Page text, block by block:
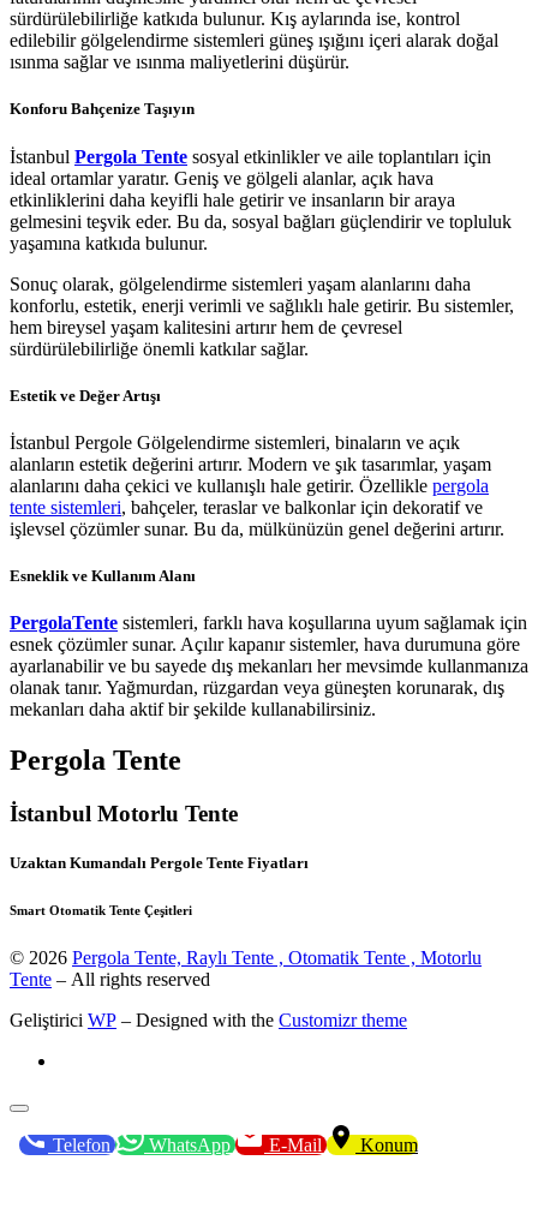
sürdürülebilirliğe katkıda bulunur. Kış aylarında ise, kontrol
edilebilir gölgelendirme sistemleri güneş ışığını içeri alarak doğal
ısınma sağlar ve ısınma maliyetlerini düşürür.
Konforu Bahçenize Taşıyın
İstanbul Pergola Tente sosyal etkinlikler ve aile toplantıları için
ideal ortamlar yaratır. Geniş ve gölgeli alanlar, açık hava
etkinliklerini daha keyifli hale getirir ve insanların bir araya
gelmesini teşvik eder. Bu da, sosyal bağları güçlendirir ve topluluk
yaşamına katkıda bulunur.
Sonuç olarak, gölgelendirme sistemleri yaşam alanlarını daha
konforlu, estetik, enerji verimli ve sağlıklı hale getirir. Bu sistemler,
hem bireysel yaşam kalitesini artırır hem de çevresel
sürdürülebilirliğe önemli katkılar sağlar.
Estetik ve Değer Artışı
İstanbul Pergole Gölgelendirme sistemleri, binaların ve açık
alanların estetik değerini artırır. Modern ve şık tasarımlar, yaşam
alanlarını daha çekici ve kullanışlı hale getirir. Özellikle pergola
tente sistemleri, bahçeler, teraslar ve balkonlar için dekoratif ve
işlevsel çözümler sunar. Bu da, mülkünüzün genel değerini artırır.
Esneklik ve Kullanım Alanı
PergolaTente sistemleri, farklı hava koşullarına uyum sağlamak için
esnek çözümler sunar. Açılır kapanır sistemler, hava durumuna göre
ayarlanabilir ve bu sayede dış mekanları her mevsimde kullanmanıza
olanak tanır. Yağmurdan, rüzgardan veya güneşten korunarak, dış
mekanları daha aktif bir şekilde kullanabilirsiniz.
Pergola Tente
İstanbul Motorlu Tente
Uzaktan Kumandalı Pergole Tente Fiyatları
Smart Otomatik Tente Çeşitleri
© 2026 Pergola Tente, Raylı Tente , Otomatik Tente , Motorlu
Tente – All rights reserved
Geliştirici WP – Designed with the Customizr theme
Telefon WhatsApp E-Mail Konum